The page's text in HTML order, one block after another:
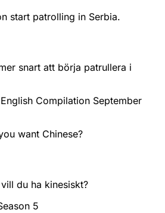
start patrolling in Serbia.
snart att börja patrullera i
Compilation September
want Chinese?
du ha kinesiskt?
5